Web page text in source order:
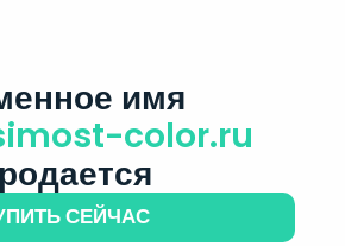
имя
color.ru
СЕЙЧАС